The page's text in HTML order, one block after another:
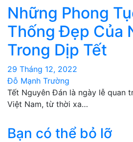
Những Phong
Thống Đẹp Của
Trong Dịp Tết
29 Tháng 12, 2022
Đỗ Mạnh Trường
Tết Nguyên Đán là ngày lễ quan
Việt Nam, từ thời xa…
Bạn có thể bỏ lỡ